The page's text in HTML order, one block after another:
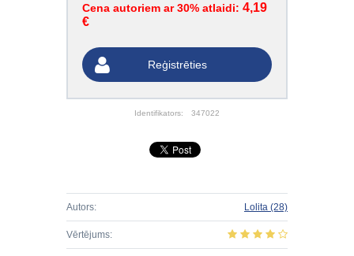
Cena autoriem ar 30% atlaidi: 4,19
€
Reģistrēties
Identifikators: 347022
Autors: Lolita (28)
Vērtējums: